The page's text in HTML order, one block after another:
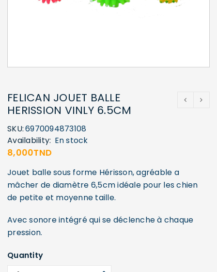
FELICAN JOUET BALLE
HERISSION VINLY 6.5CM
SKU:6970094873108
Availability: En stock
8,000TND
Jouet balle sous forme Hérisson, agréable a
mâcher de diamètre 6,5cm idéale pour les chien
de petite et moyenne taille.
Avec sonore intégré qui se déclenche à chaque
pression.
Quantity